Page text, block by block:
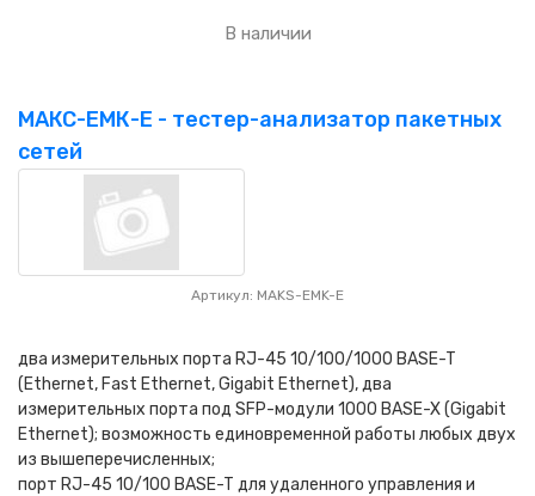
В наличии
МАКС-ЕМК-E - тестер-анализатор пакетных
сетей
Артикул: MAKS-EMK-E
два измерительных порта RJ-45 10/100/1000 BASE-T
(Ethernet, Fast Ethernet, Gigabit Ethernet), два
измерительных порта под SFP-модули 1000 BASE-X (Gigabit
Ethernet); возможность единовременной работы любых двух
из вышеперечисленных;
порт RJ-45 10/100 BASE-T для удаленного управления и